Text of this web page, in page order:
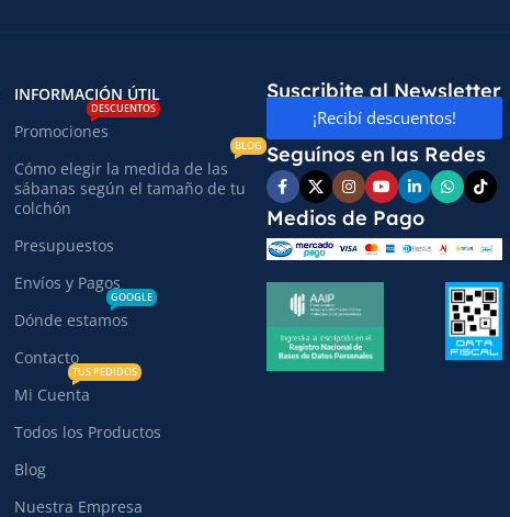
INFORMACIÓN ÚTIL
Promociones
DESCUENTOS
Cómo elegir la medida de las
sábanas según el tamaño de tu
colchón
BLOG
Presupuestos
Envíos y Pagos
Dónde estamos
GOOGLE
Contacto
Mi Cuenta
TUS PEDIDOS
Todos los Productos
Blog
Nuestra Empresa
Suscribite al Newsletter
¡Recibí descuentos!
Seguínos en las Redes
Medios de Pago